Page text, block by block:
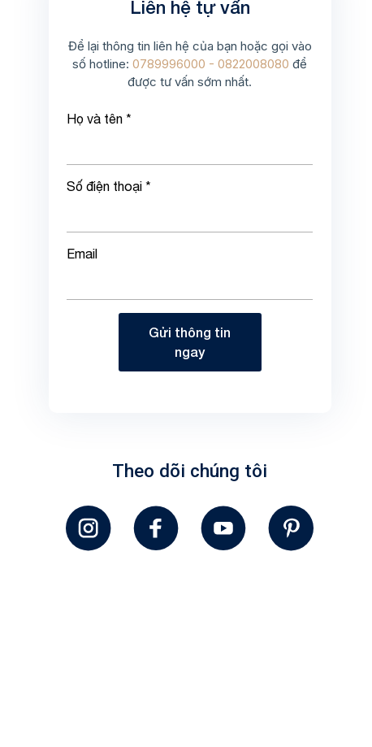
Liên hệ tự vấn
Để lại thông tin liên hệ của bạn hoặc gọi vào
số hotline:0789996000 - 0822008080để
được tư vấn sớm nhất.
Họ và tên *
Số điện thoại *
Email
Gửi thông tin
ngay
Theo dõi chúng tôi